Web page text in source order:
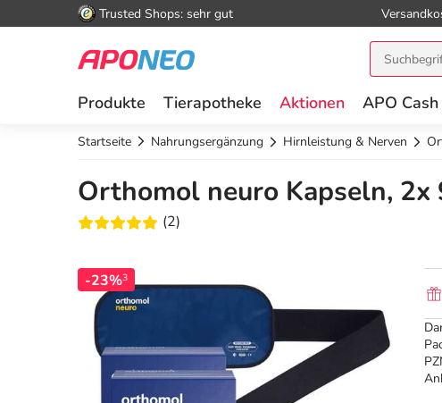
Trusted Shops: sehr gut
Produkte Tierapotheke Aktionen APO Cash
Startseite Nahrungsergänzung Hirnleistung & Nerven
Orthomol neuro Kapseln, 2x
(2)
-23%3